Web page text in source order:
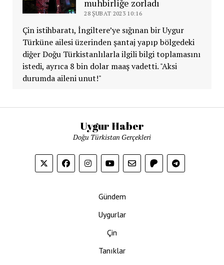
muhbirliğe zorladı
28 ŞUBAT 2023 10:16
Çin istihbaratı, İngiltere’ye sığınan bir Uygur
Türküne ailesi üzerinden şantaj yapıp bölgedeki
diğer Doğu Türkistanlılarla ilgili bilgi toplamasını
istedi, ayrıca 8 bin dolar maaş vadetti. "Aksi
durumda aileni unut!"
Uygur Haber
Doğu Türkistan Gerçekleri
Gündem
Uygurlar
Çin
Tanıklar